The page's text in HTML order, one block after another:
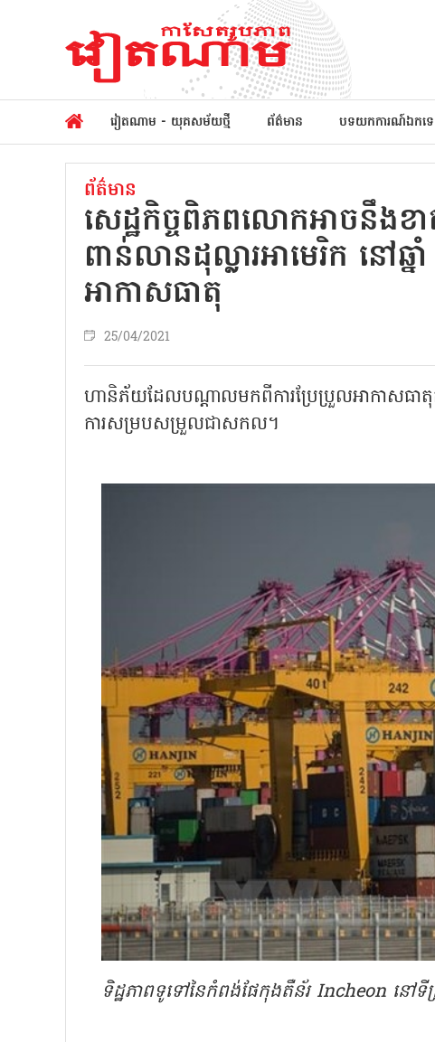
វៀតណាម - យុគសម័យថ្មី ព័ត៌មាន បទយកការណ៍ឯកទ
ព័ត៌មាន
សេដ្ឋកិច្ចពិភពលោកអាចនឹង
ពាន់លាន​ដុល្លារអាមេរិក នៅ
អាកាសធាតុ
25/04/2021
ហានិភ័យដែលបណ្តាលមកពីការប្រែប្រួលអាកាសធាតុ
ការសម្របសម្រួលជាសកល។
ទិដ្ឋភាពទូទៅនៃកំពង់ផែកុងតឺន័រ Incheon នៅ